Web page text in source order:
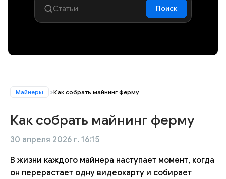
Поиск
Майнеры Как собрать майнинг ферму
Как собрать майнинг ферму
30 апреля 2026 г. 16:15
В жизни каждого майнера наступает момент, когда
он перерастает одну видеокарту и собирает